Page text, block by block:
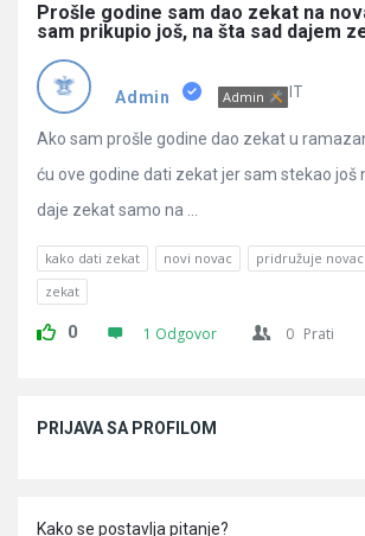
Latest
Pitanja
Prošle godine sam dao zekat na
sam prikupio još, na šta sad dajem
Admin Admin IT
Ako sam prošle godine dao zekat u
ću ove godine dati zekat jer sam stekao još
daje zekat samo na ...
kako dati zekat novi novac pridružuje novac
zekat
0 1 Odgovor 0 Prati
PRIJAVA SA PROFILOM
Kako se postavlja pitanje?